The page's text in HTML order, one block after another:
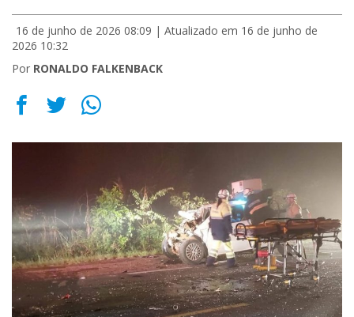
16 de junho de 2026 08:09 | Atualizado em 16 de junho de
2026 10:32
Por RONALDO FALKENBACK